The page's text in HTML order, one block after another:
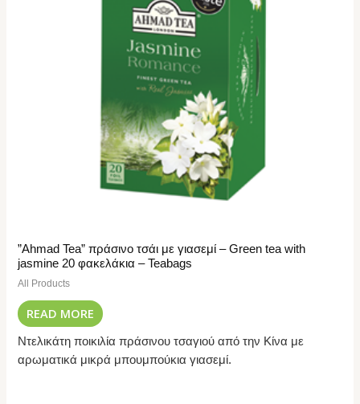
”Ahmad Tea” πράσινο τσάι με γιασεμί – Green tea with
jasmine 20 φακελάκια – Teabags
All Products
READ MORE
Ντελικάτη ποικιλία πράσινου τσαγιού από την Κίνα με
αρωματικά μικρά μπουμπούκια γιασεμί.